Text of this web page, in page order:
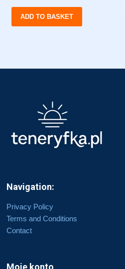
ADD TO BASKET
Navigation:
Privacy Policy
Terms and Conditions
Contact
Moje konto